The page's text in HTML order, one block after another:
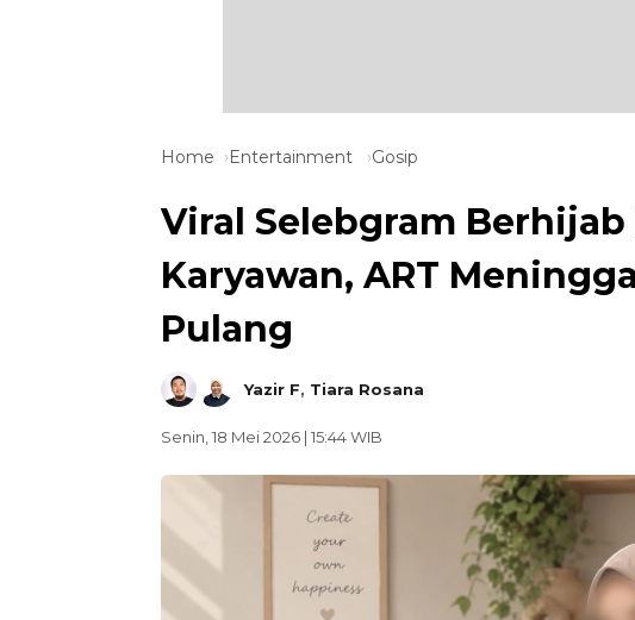
Home Entertainment Gosip
Viral Selebgram
Karyawan, ART
Pulang
Yazir F, Tiara Rosana
Senin, 18 Mei 2026 | 15:44 WIB